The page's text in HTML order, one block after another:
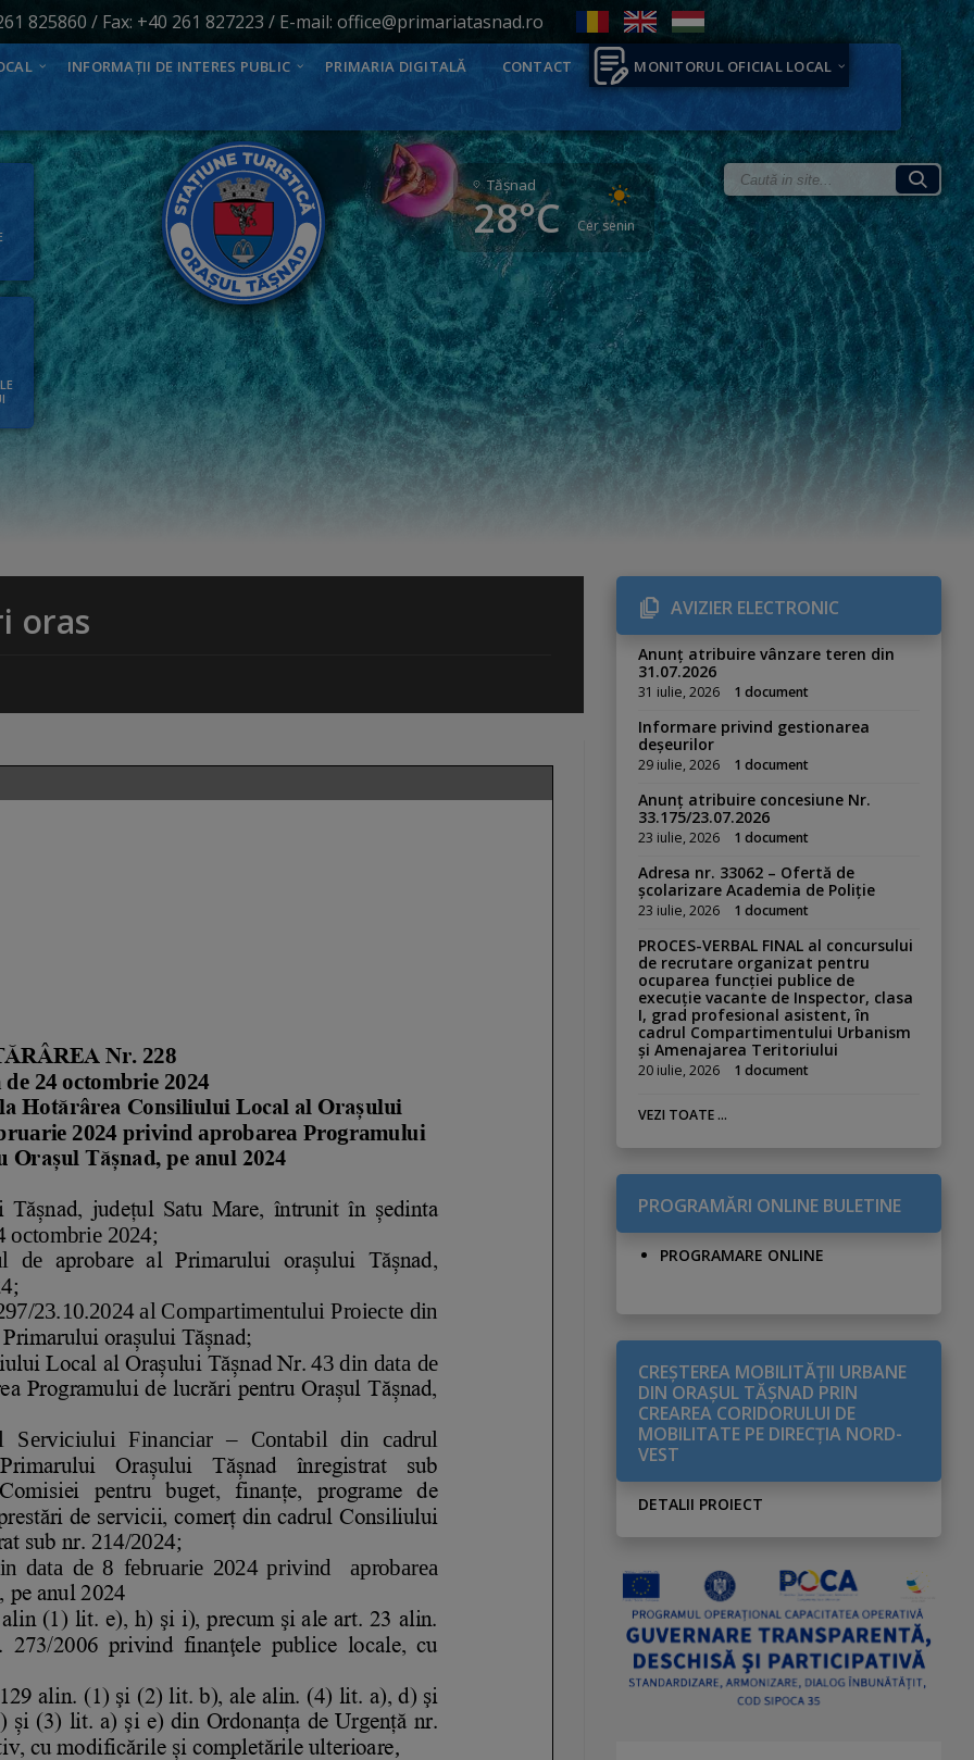
825860 / Fax: +40 261 827223 / E-mail: office@primariatasnad.ro
INFORMAȚII DE INTERES PUBLIC PRIMARIA DIGITALĂ CONTACT MONITORUL OFICIAL LOCAL
Tăşnad
28°C Cer senin
oras AVIZIER ELECTRONIC
Anunț atribuire vânzare teren din
31.07.2026
31 iulie, 2026 1 document
Informare privind gestionarea
deșeurilor
29 iulie, 2026 1 document
Anunț atribuire concesiune Nr.
33.175/23.07.2026
23 iulie, 2026 1 document
Adresa nr. 33062 – Ofertă de
școlarizare Academia de Poliție
23 iulie, 2026 1 document
PROCES-VERBAL FINAL al concursului
de recrutare organizat pentru
ocuparea funcției publice de
execuție vacante de Inspector, clasa
I, grad profesional asistent, în
cadrul Compartimentului Urbanism
și Amenajarea Teritoriului
20 iulie, 2026 1 document
VEZI TOATE ...
PROGRAMĂRI ONLINE BULETINE
PROGRAMARE ONLINE
CREŞTEREA MOBILITĂŢII URBANE
DIN ORAŞUL TĂŞNAD PRIN
CREAREA CORIDORULUI DE
MOBILITATE PE DIRECŢIA NORD-
VEST
DETALII PROIECT